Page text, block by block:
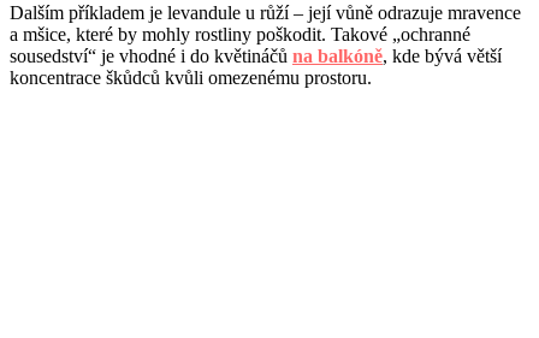
Dalším příkladem je levandule u růží – její vůně odrazuje mravence
a mšice, které by mohly rostliny poškodit. Takové „ochranné
sousedství“ je vhodné i do květináčů na balkóně, kde bývá větší
koncentrace škůdců kvůli omezenému prostoru.